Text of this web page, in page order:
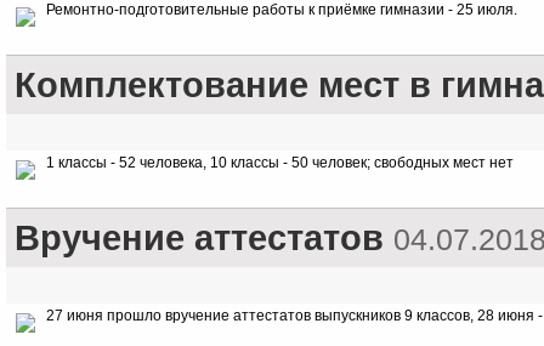
Ремонтно-подготовительные работы к приёмке гимназии - 25 июля.
Комплектование мест в
1 классы - 52 человека, 10 классы - 50 человек; свободных мест нет
Вручение аттестатов
27 июня прошло вручение аттестатов выпускников 9 классов, 28 июня -